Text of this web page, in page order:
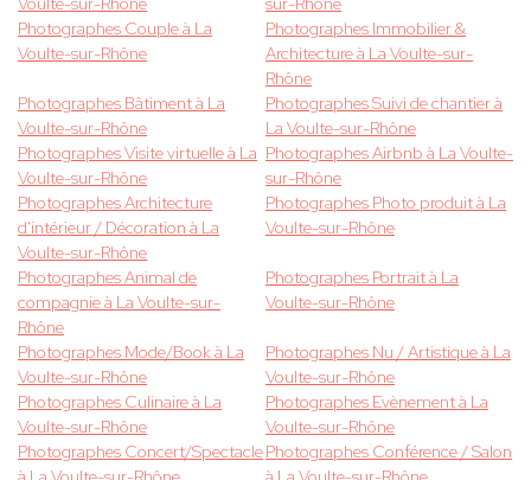
Photographes Couple à La
Voulte-sur-Rhône
Photographes Immobilier &
Architecture à La Voulte-sur-
Rhône
Photographes Bâtiment à La
Voulte-sur-Rhône
Photographes Suivi de chantier à
La Voulte-sur-Rhône
Photographes Visite virtuelle à La
Voulte-sur-Rhône
Photographes Airbnb à La Voulte-
sur-Rhône
Photographes Architecture
d'intérieur / Décoration à La
Voulte-sur-Rhône
Photographes Photo produit à La
Voulte-sur-Rhône
Photographes Animal de
compagnie à La Voulte-sur-
Rhône
Photographes Portrait à La
Voulte-sur-Rhône
Photographes Mode/Book à La
Voulte-sur-Rhône
Photographes Nu / Artistique à La
Voulte-sur-Rhône
Photographes Culinaire à La
Voulte-sur-Rhône
Photographes Evènement à La
Voulte-sur-Rhône
Photographes Concert/SpectaclePhotographes Conférence / Salon